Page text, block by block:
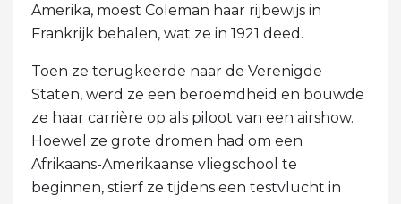
Amerika, moest Coleman haar rijbewijs in
Frankrijk behalen, wat ze in 1921 deed.
Toen ze terugkeerde naar de Verenigde
Staten, werd ze een beroemdheid en bouwde
ze haar carrière op als piloot van een airshow.
Hoewel ze grote dromen had om een ​​
Afrikaans-Amerikaanse vliegschool te
beginnen, stierf ze tijdens een testvlucht in